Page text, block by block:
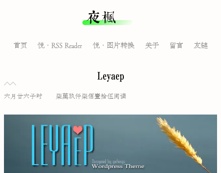
夜枫
首页 悦·RSS Reader 悦·图片转换 关于 留言 友链
Leyaep
六月廿六子时 柒萬玖仟柒佰壹拾伍阅读